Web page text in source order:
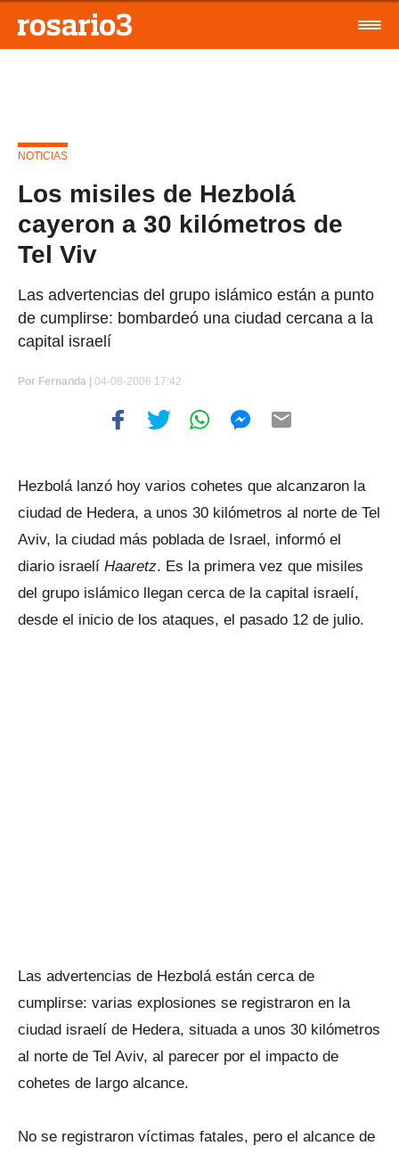
NOTICIAS
Los misiles de Hezbolá
cayeron a 30 kilómetros de
Tel Viv
Las advertencias del grupo islámico están a punto
de cumplirse: bombardeó una ciudad cercana a la
capital israelí
Por Fernanda | 04-08-2006 17:42
Hezbolá lanzó hoy varios cohetes que alcanzaron la
ciudad de Hedera, a unos 30 kilómetros al norte de Tel
Aviv, la ciudad más poblada de Israel, informó el
diario israelí Haaretz. Es la primera vez que misiles
del grupo islámico llegan cerca de la capital israelí,
desde el inicio de los ataques, el pasado 12 de julio.
Las advertencias de Hezbolá están cerca de
cumplirse: varias explosiones se registraron en la
ciudad israelí de Hedera, situada a unos 30 kilómetros
al norte de Tel Aviv, al parecer por el impacto de
cohetes de largo alcance.
No se registraron víctimas fatales, pero el alcance de